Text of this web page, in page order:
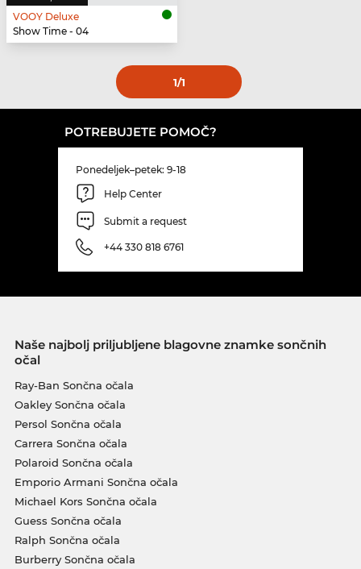
VOOY Deluxe
Show Time - 04
1/1
POTREBUJETE POMOČ?
Ponedeljek–petek: 9-18
Help Center
Submit a request
+44 330 818 6761
Naše najbolj priljubljene blagovne znamke sončnih
očal
Ray-Ban Sončna očala
Oakley Sončna očala
Persol Sončna očala
Carrera Sončna očala
Polaroid Sončna očala
Emporio Armani Sončna očala
Michael Kors Sončna očala
Guess Sončna očala
Ralph Sončna očala
Burberry Sončna očala